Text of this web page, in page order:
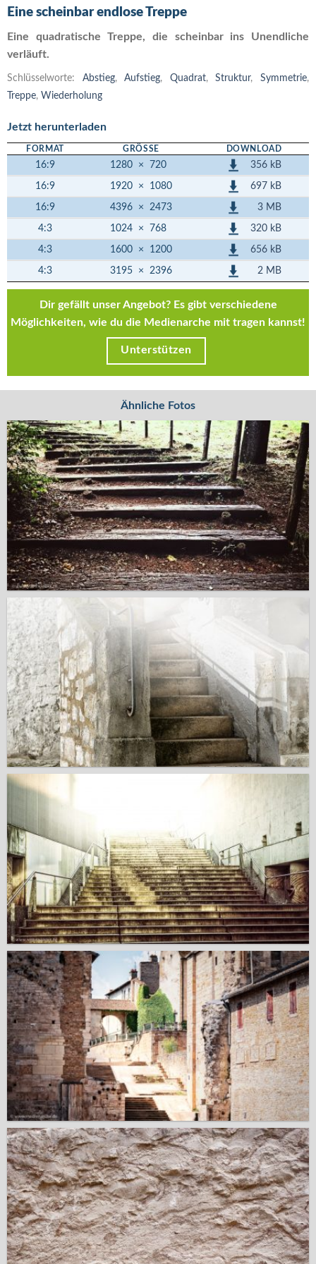
Eine scheinbar endlose Treppe
Eine quadratische Treppe, die scheinbar ins Unendliche
verläuft.
Schlüsselworte: Abstieg,Aufstieg, Quadrat,Struktur,Symmetrie,
Treppe, Wiederholung
Jetzt herunterladen
FORMAT GRÖSSE DOWNLOAD
16:9 1280 × 720 356 kB
16:9 1920 × 1080 697 kB
16:9 4396 × 2473 3 MB
4:3 1024 × 768 320 kB
4:3 1600 × 1200 656 kB
4:3 3195 × 2396 2 MB
Dir gefällt unser Angebot? Es gibt verschiedene
Möglichkeiten, wie du die Medienarche mit tragen kannst!
Unterstützen
Ähnliche Fotos